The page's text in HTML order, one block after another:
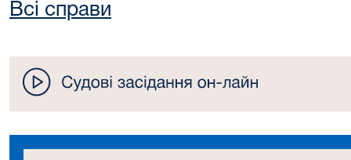
Всі справи